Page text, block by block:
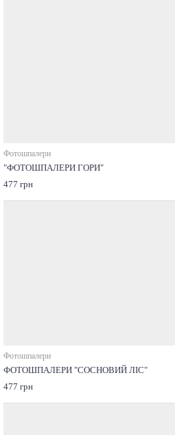
Фотошпалери
"ФОТОШПАЛЕРИ ГОРИ"
477 грн
Фотошпалери
ФОТОШПАЛЕРИ "СОСНОВИЙ ЛІС"
477 грн